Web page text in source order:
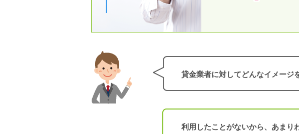
貸金業者に対してどんなイメージ
利用したことがないから、あまり